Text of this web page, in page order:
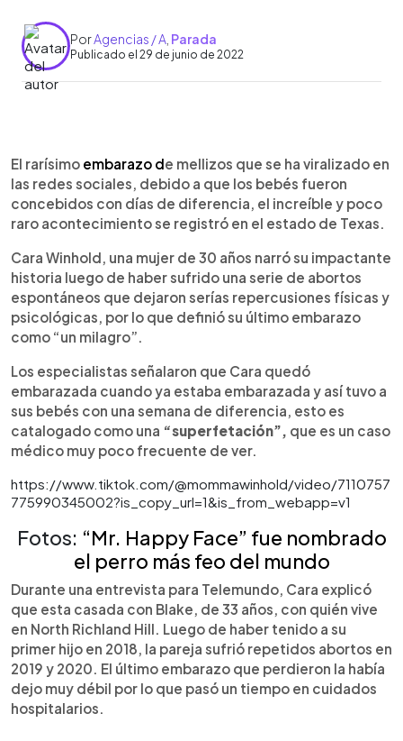
PorAgencias / A Parada
Publicado el 29 de junio de 2022
► Escuchar artículo
El rarísimo embarazo de mellizos que se ha viralizado en
las redes sociales, debido a que los bebés fueron
concebidos con días de diferencia, el increíble y poco
raro acontecimiento se registró en el estado de Texas.
Cara Winhold, una mujer de 30 años narró su impactante
historia luego de haber sufrido una serie de abortos
espontáneos que dejaron serías repercusiones físicas y
psicológicas, por lo que definió su último embarazo
como “un milagro”.
Los especialistas señalaron que Cara quedó
embarazada cuando ya estaba embarazada y así tuvo a
sus bebés con una semana de diferencia, esto es
catalogado como una “superfetación”, que es un caso
médico muy poco frecuente de ver.
https://www.tiktok.com/@mommawinhold/video/7110757
775990345002?is_copy_url=1&is_from_webapp=v1
Fotos: “Mr. Happy Face” fue nombrado
el perro más feo del mundo
Durante una entrevista para Telemundo, Cara explicó
que esta casada con Blake, de 33 años, con quién vive
en North Richland Hill. Luego de haber tenido a su
primer hijo en 2018, la pareja sufrió repetidos abortos en
2019 y 2020. El último embarazo que perdieron la había
dejo muy débil por lo que pasó un tiempo en cuidados
hospitalarios.